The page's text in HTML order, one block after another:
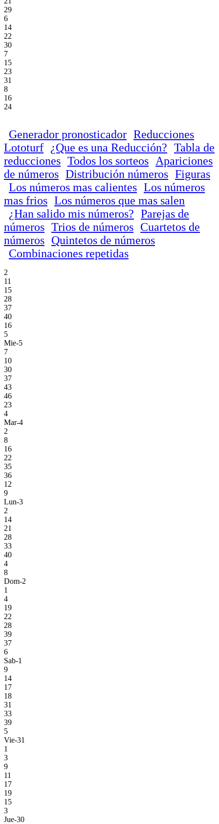
29
6
14
22
30
7
15
23
31
8
16
24
Generador pronosticador Reducciones
Lototurf
¿Que es una Reducción? Tabla de
reducciones Todos los sorteos
Apariciones
de números Distribución números Figuras
Los números mas calientes Los números
mas frios Los números que mas salen
¿Han salido mis números? Parejas de
números Trios de números Cuartetos de
números Quintetos de números
Combinaciones repetidas
2
11
15
28
37
40
16
5
Mie-5
7
10
30
37
43
46
23
4
Mar-4
2
8
16
22
35
36
12
9
Lun-3
2
14
21
28
33
40
4
8
Dom-2
1
4
19
22
28
39
37
6
Sab-1
9
14
17
18
31
33
39
5
Vie-31
1
3
9
11
17
19
15
3
Jue-30